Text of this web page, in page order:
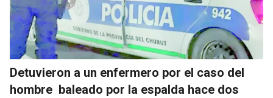
Detuvieron a un enfermero por el caso del
hombre baleado por la espalda hace dos